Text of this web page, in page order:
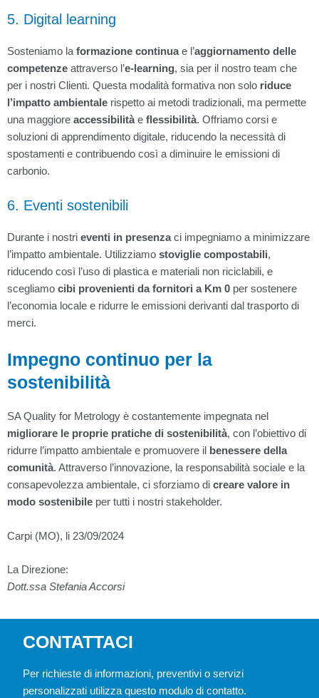
5. Digital learning
Sosteniamo la formazione continuae l’aggiornamento delle
competenze attraverso l’e-learning, sia per il nostro team che
per i nostri Clienti. Questa modalità formativa non solo riduce
l’impatto ambientale rispetto ai metodi tradizionali, ma permette
una maggiore accessibilità e flessibilità. Offriamo corsi e
soluzioni di apprendimento digitale, riducendo la necessità di
spostamenti e contribuendo così a diminuire le emissioni di
carbonio.
6. Eventi sostenibili
Durante i nostri eventi in presenzaci impegniamo a minimizzare
l’impatto ambientale. Utilizziamo stoviglie compostabili,
riducendo così l’uso di plastica e materiali non riciclabili, e
scegliamo cibi provenienti da fornitori a Km 0 per sostenere
l’economia locale e ridurre le emissioni derivanti dal trasporto di
merci.
Impegno continuo per la
sostenibilità
SA Quality for Metrology è costantemente impegnata nel
migliorare le proprie pratiche di sostenibilità, con l’obiettivo di
ridurre l’impatto ambientale e promuovere il
benessere della
comunità. Attraverso l’innovazione, la responsabilità sociale e la
consapevolezza ambientale, ci sforziamo di creare valore in
modo sostenibile per tutti i nostri stakeholder.
Carpi (MO), li 23/09/2024
La Direzione:
Dott.ssa Stefania Accorsi
CONTATTACI
Per richieste di informazioni, preventivi o servizi
personalizzati utilizza questo modulo di contatto.